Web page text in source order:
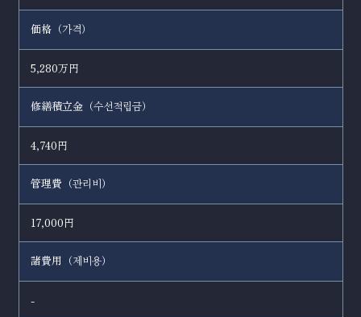
価格（가격）
5,280万円
修繕積立金（수선적립금）
4,740円
管理費（관리비 ）
17,000円
諸費用（제비용）
-